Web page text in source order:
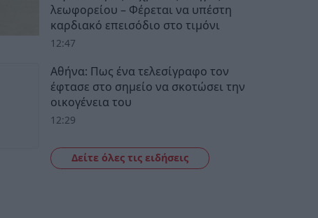
λεωφορείου – Φέρεται να υπέστη
καρδιακό επεισόδιο στο τιμόνι
12:47
Αθήνα: Πως ένα τελεσίγραφο τον
έφτασε στο σημείο να σκοτώσει την
οικογένεια του
12:29
Δείτε όλες τις ειδήσεις